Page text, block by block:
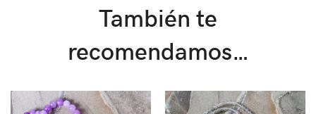
También te
recomendamos…